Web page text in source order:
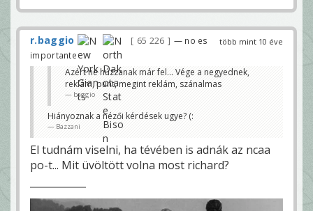
több mint 10 éve
r.baggio 65 226
— no es
importante
Azért ne húzzanak már fel... Vége a negyednek,
reklám, punt, megint reklám, szánalmas
baggio
Hiányoznak a nézői kérdések ugye? (:
Bazzani
El tudnám viselni, ha tévében is adnák az ncaa
po-t... Mit üvöltött volna most richard?